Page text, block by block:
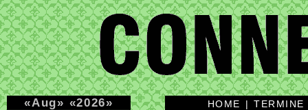
«Aug» «2026» HOME |TERMINE